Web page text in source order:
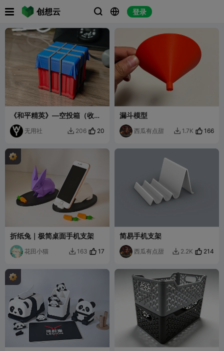
创想云   登录

《和平精英》—空投箱（收纳
盒）
无用社  206 20
漏斗模型
西瓜有点甜  1.7K 166
折纸兔｜极简桌面手机支架
花田小猫  163 17
简易手机支架
西瓜有点甜  2.2K 214